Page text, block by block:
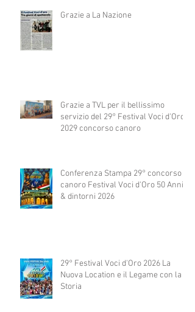
Grazie a La Nazione
Grazie a TVL per il bellissimo
servizio del 29° Festival Voci d'Oro
2029 concorso canoro
Conferenza Stampa 29° concorso
canoro Festival Voci d'Oro 50 Anni
& dintorni 2026
29° Festival Voci d'Oro 2026 La
Nuova Location e il Legame con la
Storia